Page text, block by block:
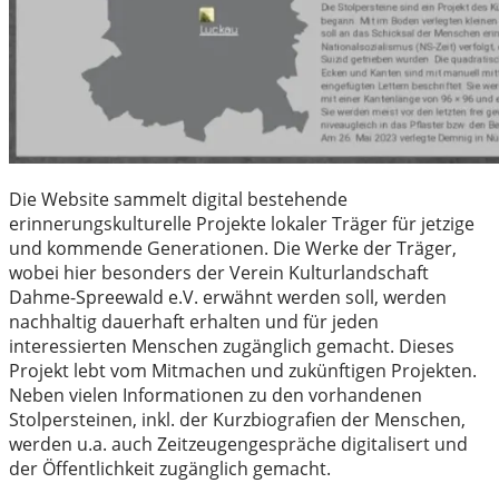
Die Website sammelt digital bestehende
erinnerungskulturelle Projekte lokaler Träger für jetzige
und kommende Generationen. Die Werke der Träger,
wobei hier besonders der Verein Kulturlandschaft
Dahme-Spreewald e.V. erwähnt werden soll, werden
nachhaltig dauerhaft erhalten und für jeden
interessierten Menschen zugänglich gemacht. Dieses
Projekt lebt vom Mitmachen und zukünftigen Projekten.
Neben vielen Informationen zu den vorhandenen
Stolpersteinen, inkl. der Kurzbiografien der Menschen,
werden u.a. auch Zeitzeugengespräche digitalisert und
der Öffentlichkeit zugänglich gemacht.